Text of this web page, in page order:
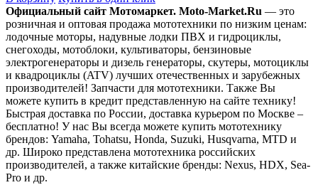
Официальный сайт Мотомаркет. Moto-Market.Ru — это
розничная и оптовая продажа мототехники по низким ценам:
лодочные моторы, надувные лодки ПВХ и гидроциклы,
снегоходы, мотоблоки, культиваторы, бензиновые
электрогенераторы и дизель генераторы, скутеры, мотоциклы
и квадроциклы (ATV) лучших отечественных и зарубежных
производителей! Запчасти для мототехники. Также Вы
можете купить в кредит представленную на сайте технику!
Быстрая доставка по России, доставка курьером по Москве –
бесплатно! У нас Вы всегда можете купить мототехнику
брендов: Yamaha, Tohatsu, Honda, Suzuki, Husqvarna, MTD и
др. Широко представлена мототехника российских
производителей, а также китайские бренды: Nexus, HDX, Sea-
Pro и др.